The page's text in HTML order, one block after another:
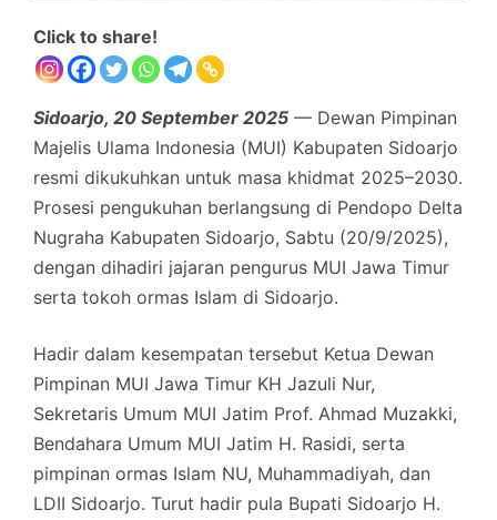
Click to share!
Sidoarjo, 20 September 2025 — Dewan Pimpinan
Majelis Ulama Indonesia (MUI) Kabupaten Sidoarjo
resmi dikukuhkan untuk masa khidmat 2025–2030.
Prosesi pengukuhan berlangsung di Pendopo Delta
Nugraha Kabupaten Sidoarjo, Sabtu (20/9/2025),
dengan dihadiri jajaran pengurus MUI Jawa Timur
serta tokoh ormas Islam di Sidoarjo.
Hadir dalam kesempatan tersebut Ketua Dewan
Pimpinan MUI Jawa Timur KH Jazuli Nur,
Sekretaris Umum MUI Jatim Prof. Ahmad Muzakki,
Bendahara Umum MUI Jatim H. Rasidi, serta
pimpinan ormas Islam NU, Muhammadiyah, dan
LDII Sidoarjo. Turut hadir pula Bupati Sidoarjo H.